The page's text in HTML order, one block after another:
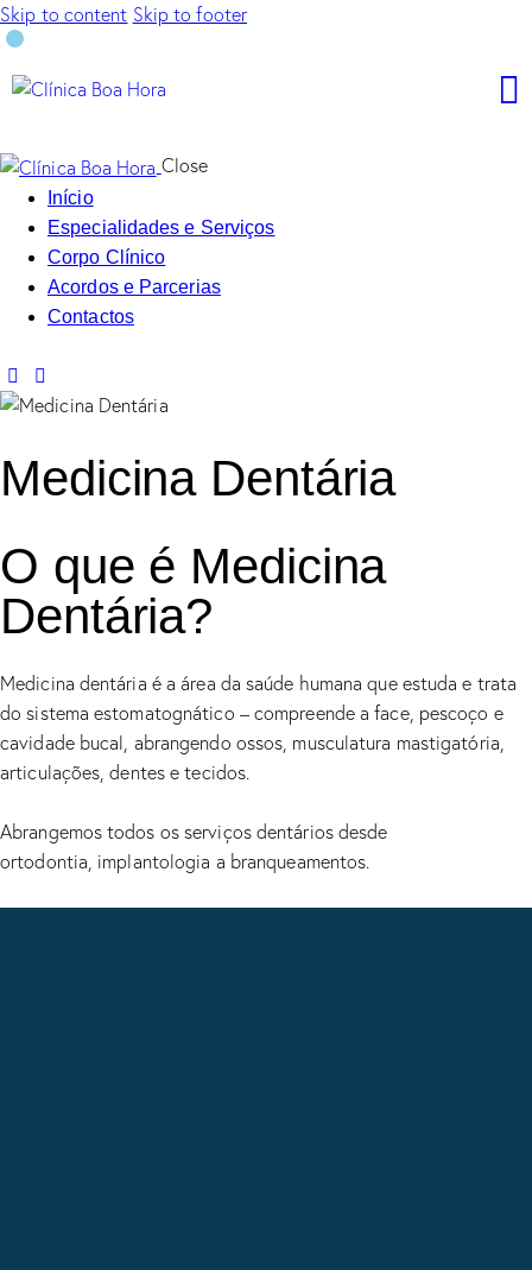
Skip to content Skip to footer
Close
Início
Especialidades e Serviços
Corpo Clínico
Acordos e Parcerias
Contactos
Medicina Dentária
O que é Medicina
Dentária?
Medicina dentária é a área da saúde humana que estuda e trata
do sistema estomatognático – compreende a face, pescoço e
cavidade bucal, abrangendo ossos, musculatura mastigatória,
articulações, dentes e tecidos.
Abrangemos todos os serviços dentários desde
ortodontia, implantologia a branqueamentos.